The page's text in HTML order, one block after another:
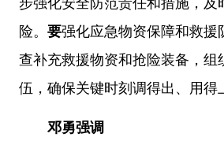
步强化安全防范责任和措施，及
险。 要强化应急物资保障和救援
查补充救援物资和抢险装备，组
伍，确保关键时刻调得出、用得
邓勇强调